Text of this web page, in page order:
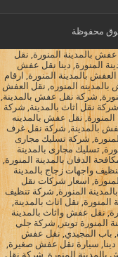
بالمدينة المنورة, نقل
المنورة, دينا نقل عفش
بالمدينة المنورة, ارقام
المنوره, نقل العفش
شركة نقل عفش بالمدينة,
نقل اثاث بالمدينة, شركة
المنورة, نقل عفش بالمدينه
بالمدينة, شركة نقل غرف
شركة تسليك مجارى
تسليك مجارى بالمدينة
الدفان بالمدينة المنورة,
واجهات زجاج بالمدينة
اسعار شركات نقل
المنورة, شركة تنظيف
نقل اثاث بالمدينة,
نقل عفش واثاث بالمدينة
تويتر, شركة جلي
باب المجيدي, نقل عفش
دينا, سيارة نقل عفش صغيرة,
بالمدينة المنورة, شركة نقل